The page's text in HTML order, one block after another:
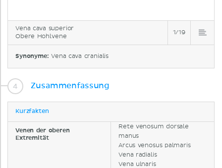
Vena cava superior
Obere Hohlvene
1/19
Synonyme: Vena cava cranialis
Zusammenfassung
Kurzfakten
Venen der oberen
Extremität
Rete venosum dorsale
manus
Arcus venosus palmaris
Vena radialis
Vena ulnaris